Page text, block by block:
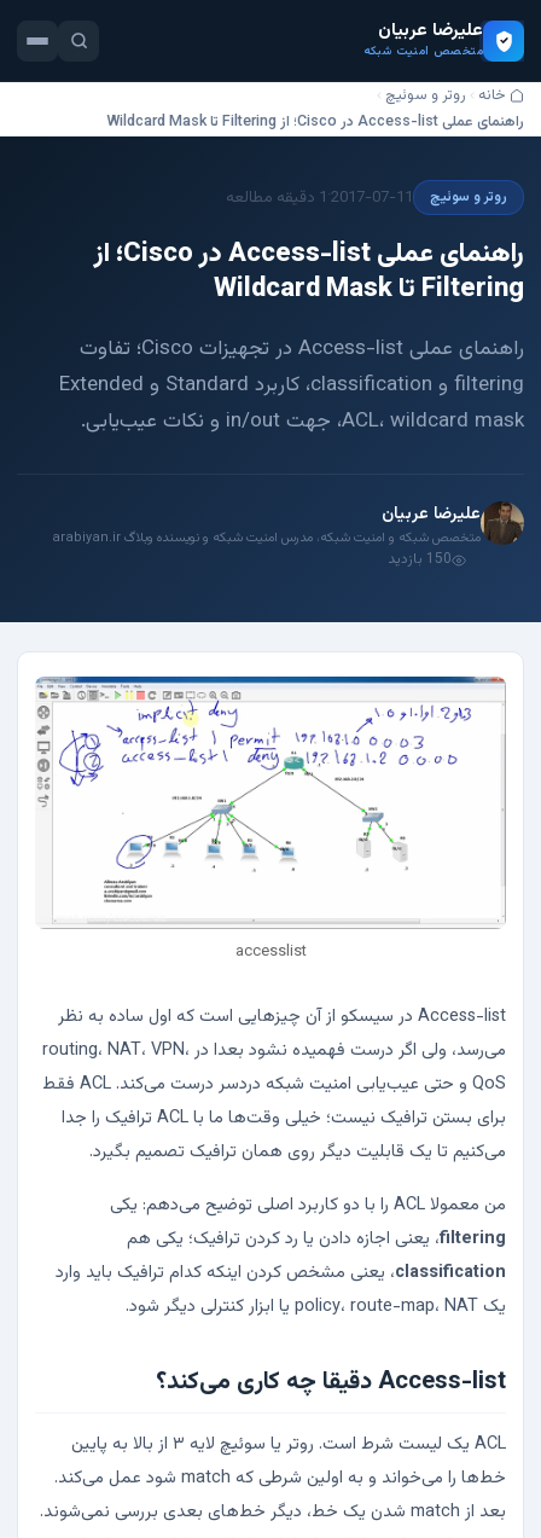
علیرضا عربیان
متخصص امنیت شبکه
خانه روتر و سوئیچ
راهنمای عملی Access-list در Cisco؛ از Filtering تا Wildcard Mask
روتر و سوئیچ 2017-07-11
·1 دقیقه مطالعه
راهنمای عملی Access-list در Cisco؛ از
Filtering تا Wildcard Mask
راهنمای عملی Access-list در تجهیزات Cisco؛ تفاوت
filtering و classification، کاربرد Standard و Extended
ACL، wildcard mask، جهت in/out و نکات عیب‌یابی.
علیرضا عربیان
متخصص شبکه و امنیت شبکه، مدرس امنیت شبکه و نویسنده وبلاگ arabiyan.ir
150 بازدید
accesslist
Access-list در سیسکو از آن چیزهایی است که اول ساده به نظر
می‌رسد، ولی اگر درست فهمیده نشود بعدا در routing، NAT، VPN،
QoS و حتی عیب‌یابی امنیت شبکه دردسر درست می‌کند. ACL فقط
برای بستن ترافیک نیست؛ خیلی وقت‌ها ما با ACL ترافیک را جدا
می‌کنیم تا یک قابلیت دیگر روی همان ترافیک تصمیم بگیرد.
من معمولا ACL را با دو کاربرد اصلی توضیح می‌دهم: یکی
filtering، یعنی اجازه دادن یا رد کردن ترافیک؛ یکی هم
classification، یعنی مشخص کردن اینکه کدام ترافیک باید وارد
یک policy، route-map، NAT یا ابزار کنترلی دیگر شود.
Access-list دقیقا چه کاری می‌کند؟
ACL یک لیست شرط است. روتر یا سوئیچ لایه ۳ از بالا به پایین
خط‌ها را می‌خواند و به اولین شرطی که match شود عمل می‌کند.
بعد از match شدن یک خط، دیگر خط‌های بعدی بررسی نمی‌شوند.